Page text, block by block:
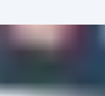
à propos